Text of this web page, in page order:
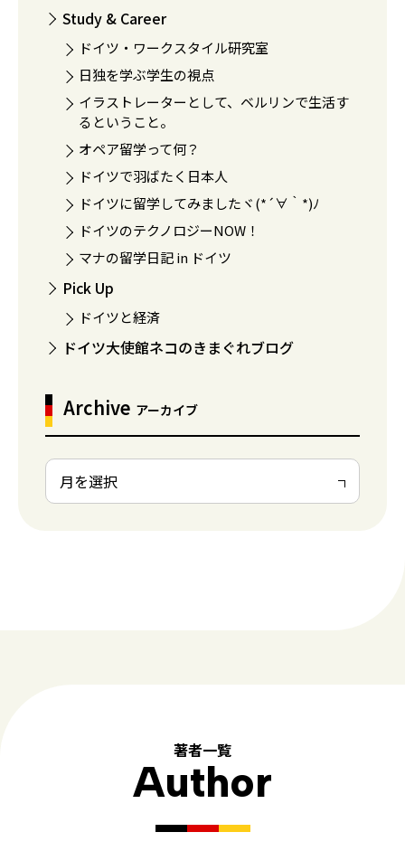
Study & Career
ドイツ・ワークスタイル研究室
日独を学ぶ学生の視点
イラストレーターとして、ベルリンで生活す
るということ。
オペア留学って何？
ドイツで羽ばたく日本人
ドイツに留学してみましたヾ(*´∀｀*)ﾉ
ドイツのテクノロジーNOW！
マナの留学日記 in ドイツ
Pick Up
ドイツと経済
ドイツ大使館ネコのきまぐれブログ
Archive アーカイブ
著者一覧
Author